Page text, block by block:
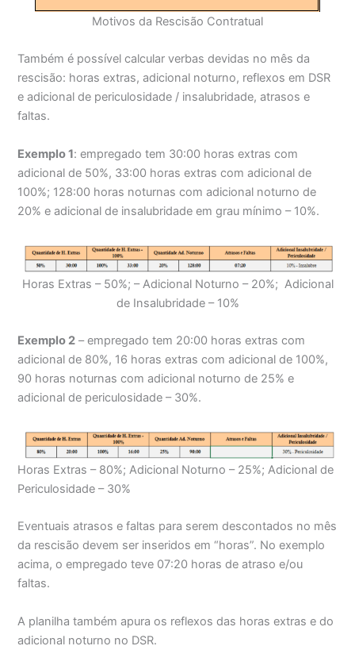
Motivos da Rescisão Contratual
Também é possível calcular verbas devidas no mês da
rescisão: horas extras, adicional noturno, reflexos em DSR
e adicional de periculosidade / insalubridade, atrasos e
faltas.
Exemplo 1: empregado tem 30:00 horas extras com
adicional de 50%, 33:00 horas extras com adicional de
100%; 128:00 horas noturnas com adicional noturno de
20% e adicional de insalubridade em grau mínimo – 10%.
Horas Extras – 50%; – Adicional Noturno – 20%; Adicional
de Insalubridade – 10%
Exemplo 2 – empregado tem 20:00 horas extras com
adicional de 80%, 16 horas extras com adicional de 100%,
90 horas noturnas com adicional noturno de 25% e
adicional de periculosidade – 30%.
Horas Extras – 80%; Adicional Noturno – 25%; Adicional de
Periculosidade – 30%
Eventuais atrasos e faltas para serem descontados no mês
da rescisão devem ser inseridos em “horas”. No exemplo
acima, o empregado teve 07:20 horas de atraso e/ou
faltas.
A planilha também apura os reflexos das horas extras e do
adicional noturno no DSR.